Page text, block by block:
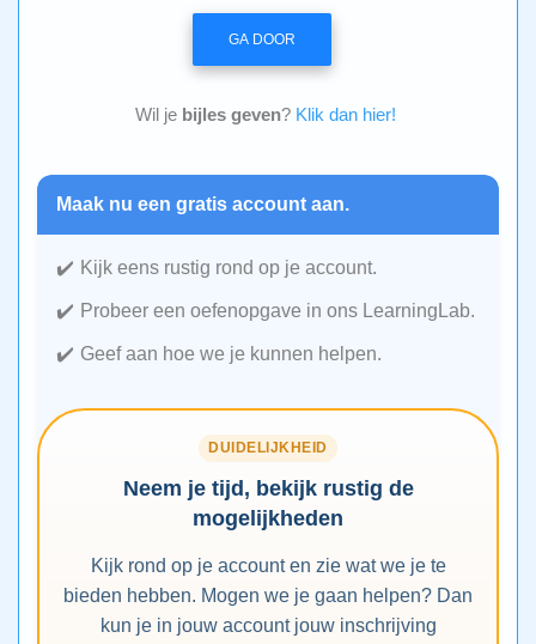
GA DOOR
Wil je bijles geven? Klik dan hier!
Maak nu een gratis account aan.
Kijk eens rustig rond op je account.
Probeer een oefenopgave in ons LearningLab.
Geef aan hoe we je kunnen helpen.
DUIDELIJKHEID
Neem je tijd, bekijk rustig de
mogelijkheden
Kijk rond op je account en zie wat we je te
bieden hebben. Mogen we je gaan helpen? Dan
kun je in jouw account jouw inschrijving